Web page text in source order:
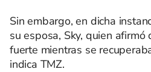
Sin embargo, en dicha
su esposa, Sky, quien
fuerte mientras se
indica TMZ.